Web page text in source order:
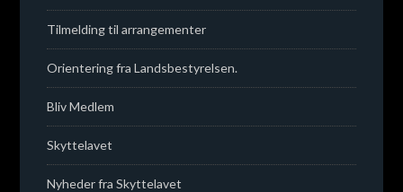
Tilmelding til arrangementer
Orientering fra Landsbestyrelsen.
Bliv Medlem
Skyttelavet
Nyheder fra Skyttelavet